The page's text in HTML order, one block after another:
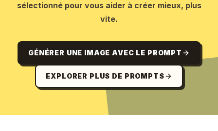
sélectionné pour vous aider à créer mieux, plus
vite.
GÉNÉRER UNE IMAGE AVEC LE PROMPT
EXPLORER PLUS DE PROMPTS